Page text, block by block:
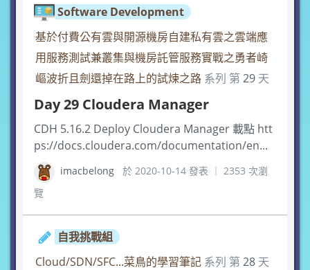
Software Development
基於付費公有雲與開源機房自建私有雲之雲端應
用服務測試兼叢集與機房託管服務實戰之勇者崎
嶇波折且劍還掉在路上的試煉之路 系列 第29 天
Day 29 Cloudera Manager
CDH 5.16.2 Deploy Cloudera Manager 載點 htt
ps://docs.cloudera.com/documentation/en...
imacbelong
於 2020-10-14 發表 ｜ 2353 次瀏
覽
自我挑戰組
Cloud/SDN/SFC...菜鳥的學習筆記 系列 第28 天